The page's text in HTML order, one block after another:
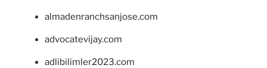
almadenranchsanjose.com
advocatevijay.com
adlibilimler2023.com